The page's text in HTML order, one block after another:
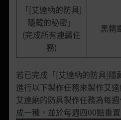
「[艾達納的防具]
隱藏的秘密」
(完成所有連續任
務)
黑精
若已完成「[艾達納的防具]隱
進行以下製作任務來製作艾
艾達納的防具製作任務為每
成一種，並於每週四00點重置